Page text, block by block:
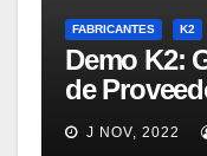
FABRICANTES K2
Demo K2:
de
J NOV, 2022